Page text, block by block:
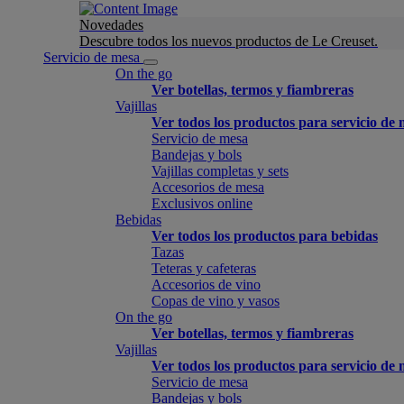
Novedades
Descubre todos los nuevos productos de Le Creuset.
Servicio de mesa
On the go
Ver botellas, termos y fiambreras
Vajillas
Ver todos los productos para servicio de
Servicio de mesa
Bandejas y bols
Vajillas completas y sets
Accesorios de mesa
Exclusivos online
Bebidas
Ver todos los productos para bebidas
Tazas
Teteras y cafeteras
Accesorios de vino
Copas de vino y vasos
On the go
Ver botellas, termos y fiambreras
Vajillas
Ver todos los productos para servicio de
Servicio de mesa
Bandejas y bols